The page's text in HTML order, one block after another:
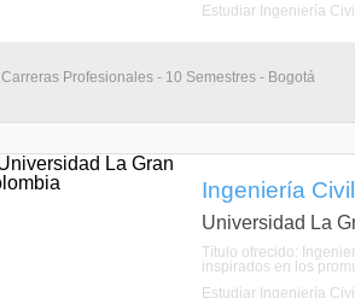
Estudiar Ingeniería
Carreras Profesionales - 10 Semestres - Bogotá
Ingeniería
Universidad La
Título ofrecido:
inspirados en los
Estudiar Ingeniería